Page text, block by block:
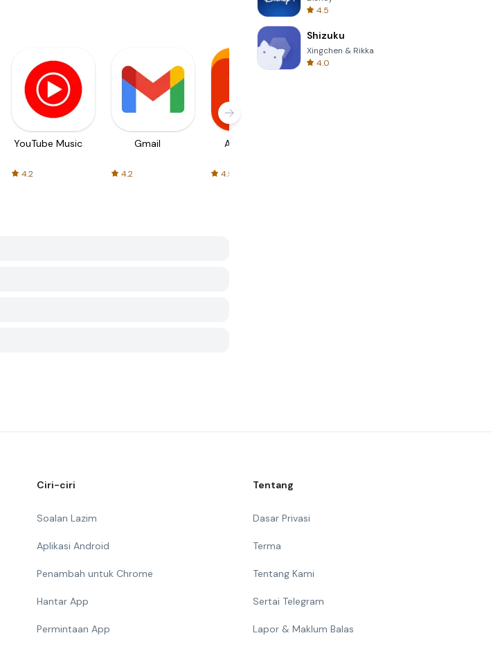
YouTube Music
4.2
Gmail
4.2
AliExpress
4.5
4.5
Shizuku
Xingchen & Rikka
4.0
Ciri-ciri
Soalan Lazim
Aplikasi Android
Penambah untuk Chrome
Hantar App
Permintaan App
Tentang
Dasar Privasi
Terma
Tentang Kami
Sertai Telegram
Lapor & Maklum Balas